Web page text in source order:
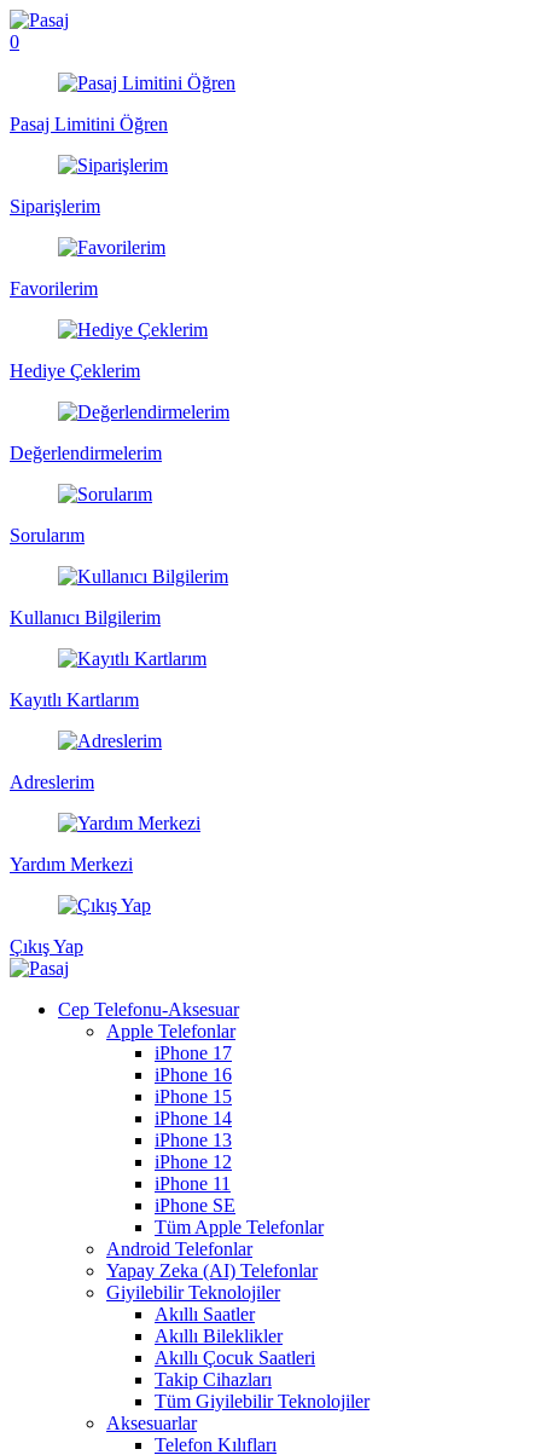
0
Pasaj Limitini Öğren
Siparişlerim
Favorilerim
Hediye Çeklerim
Değerlendirmelerim
Sorularım
Kullanıcı Bilgilerim
Kayıtlı Kartlarım
Adreslerim
Yardım Merkezi
Çıkış Yap
Cep Telefonu-Aksesuar
Apple Telefonlar
iPhone 17
iPhone 16
iPhone 15
iPhone 14
iPhone 13
iPhone 12
iPhone 11
iPhone SE
Tüm Apple Telefonlar
Android Telefonlar
Yapay Zeka (AI) Telefonlar
Giyilebilir Teknolojiler
Akıllı Saatler
Akıllı Bileklikler
Akıllı Çocuk Saatleri
Takip Cihazları
Tüm Giyilebilir Teknolojiler
Aksesuarlar
Telefon Kılıfları